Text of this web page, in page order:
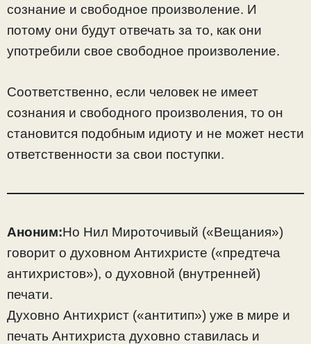
сознание и свободное произволение. И
потому они будут отвечать за то, как они
употребили свое свободное произволение.
Соответственно, если человек не имеет
сознания и свободного произволения, то он
становится подобным идиоту и не может нести
ответственности за свои поступки.
Аноним:Но Нил Мироточивый («Вещания»)
говорит о духовном Антихристе («предтеча
антихристов»), о духовной (внутренней)
печати.
Духовно Антихрист («антитип») уже в мире и
печать Антихриста духовно ставилась и